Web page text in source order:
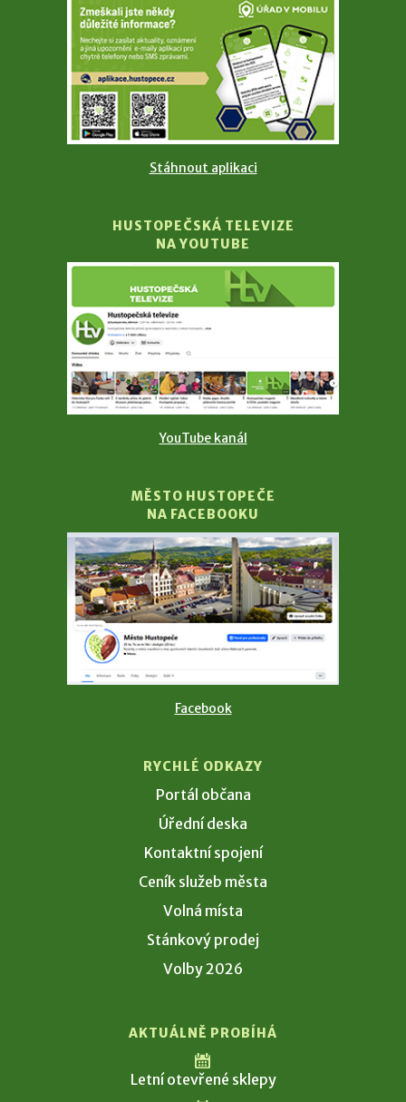
Stáhnout aplikaci
HUSTOPEČSKÁ TELEVIZE
NA YOUTUBE
YouTube kanál
MĚSTO HUSTOPEČE
NA FACEBOOKU
Facebook
RYCHLÉ ODKAZY
Portál občana
Úřední deska
Kontaktní spojení
Ceník služeb města
Volná místa
Stánkový prodej
Volby 2026
AKTUÁLNĚ PROBÍHÁ
Letní otevřené sklepy